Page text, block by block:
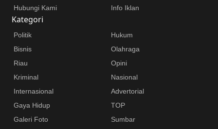
Hubungi Kami
Info Iklan
Kategori
Politik
Hukum
Bisnis
Olahraga
Riau
Opini
Kriminal
Nasional
Internasional
Advertorial
Gaya Hidup
TOP
Galeri Foto
Sumbar